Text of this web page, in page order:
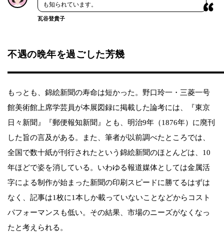
も知られています。
瓦谷登貴子
不遇の晩年を過ごした芳幾
もっとも、錦絵新聞の寿命は短かった。野口玲一・三菱一号
館美術館上席学芸員が本展図録に掲載した論考には、『東京
日々新聞』『郵便報知新聞』とも、明治9年（1876年）に廃刊
した旨の言及がある。また、筆者が以前調べたところでは、
全国で数十紙が刊行されたという錦絵新聞のほとんどは、10
年ほどで姿を消している。いわゆる報道媒体としては金属活
字による制作が始まった新聞の印刷スピードに勝てるはずは
なく、記事は1枚に1本しか載っていないことなどからコスト
パフォーマンスも低い。その結果、市場のニーズがなくなっ
たと考えられる。